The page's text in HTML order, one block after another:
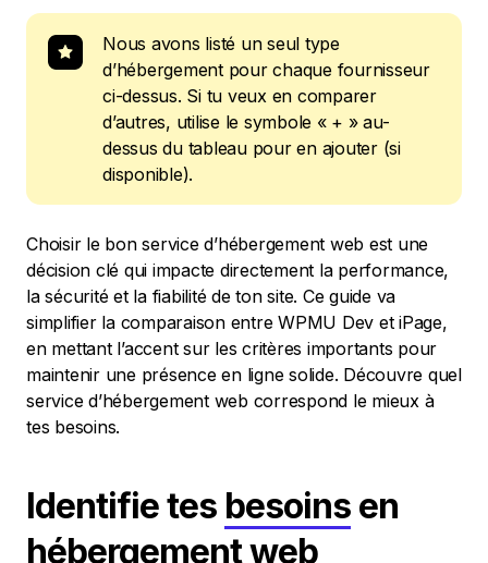
Nous avons listé un seul type
d’hébergement pour chaque fournisseur
ci-dessus. Si tu veux en comparer
d’autres, utilise le symbole « + » au-
dessus du tableau pour en ajouter (si
disponible).
Choisir le bon service d’hébergement web est une
décision clé qui impacte directement la performance,
la sécurité et la fiabilité de ton site. Ce guide va
simplifier la comparaison entre WPMU Dev et iPage,
en mettant l’accent sur les critères importants pour
maintenir une présence en ligne solide. Découvre quel
service d’hébergement web correspond le mieux à
tes besoins.
Identifie tes besoins en
hébergement web